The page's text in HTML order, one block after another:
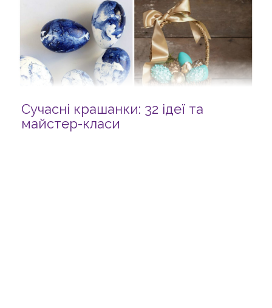
Сучасні крашанки: 32 ідеї та
майстер-класи